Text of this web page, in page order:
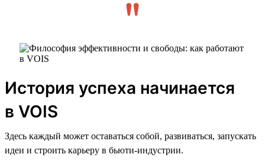
История успеха начинается
в VOIS
Здесь каждый может оставаться собой, развиваться, запускать
идеи и строить карьеру в бьюти-индустрии.